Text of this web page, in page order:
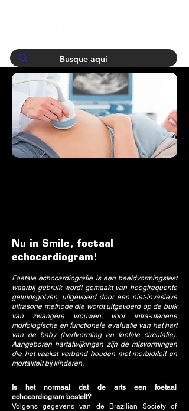
Nu in Smile, foetaal
echocardiogram!
Foetale echocardiografie is een beeldvormingstest
waarbij gebruik wordt gemaakt van hoogfrequente
geluidsgolven, uitgevoerd door een niet-invasieve
ultrasone methode die wordt uitgevoerd op de buik
van zwangere vrouwen, voor intra-uteriene
morfologische en functionele evaluatie van het hart
van de baby (hartvorming en foetale circulatie).
Aangeboren hartafwijkingen zijn de misvormingen
die het vaakst verband houden met morbiditeit en
mortaliteit bij kinderen.
Is het normaal dat de arts een foetaal
echocardiogram bestelt?
Volgens gegevens van de Brazilian Society of